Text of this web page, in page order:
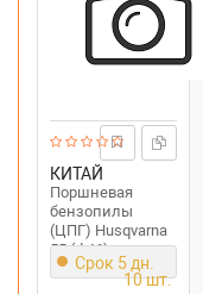
КИТАЙ
Поршневая
бензопилы
(ЦПГ) Husqvarna
55 (d 46)
Срок 5 дн.
10 шт.